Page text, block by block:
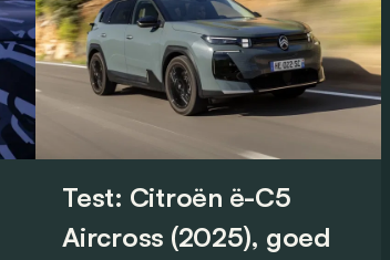
Test: Citroën ë-C5
Aircross (2025), goed